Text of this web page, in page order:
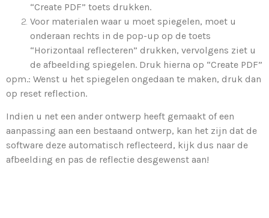
“Create PDF” toets drukken.
Voor materialen waar u moet spiegelen, moet u
onderaan rechts in de pop-up op de toets
“Horizontaal reflecteren” drukken, vervolgens ziet u
de afbeelding spiegelen. Druk hierna op “Create PDF”
opm.: Wenst u het spiegelen ongedaan te maken, druk dan
op reset reflection.
Indien u net een ander ontwerp heeft gemaakt of een
aanpassing aan een bestaand ontwerp, kan het zijn dat de
software deze automatisch reflecteerd, kijk dus naar de
afbeelding en pas de reflectie desgewenst aan!